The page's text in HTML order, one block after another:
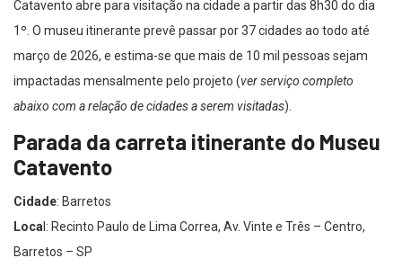
1º. O museu itinerante prevê passar por 37 cidades ao todo até
março de 2026, e estima-se que mais de 10 mil pessoas sejam
impactadas mensalmente pelo projeto (ver serviço completo
abaixo com a relação de cidades a serem visitadas).
Parada da carreta itinerante do Museu
Catavento
Cidade: Barretos
Local: Recinto Paulo de Lima Correa, Av. Vinte e Três – Centro,
Barretos – SP
Datas: de 1º a 4 de dezembro (segunda-feira a quinta-feira)